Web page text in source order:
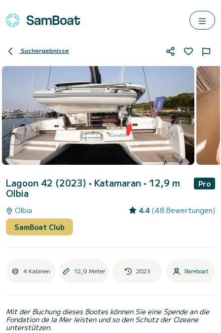
Suchergebnisse
Lagoon 42 (2023) • Katamaran • 12,9 m
Olbia
Pro
Olbia 4.4 (48 Bewertungen)
SamBoat Club
4 Kabinen 12,9 Meter 2023 Bareboat
Mit der Buchung dieses Bootes können Sie eine Spende an die
Fondation de la Mer leisten und so den Schutz der Ozeane
unterstützen.